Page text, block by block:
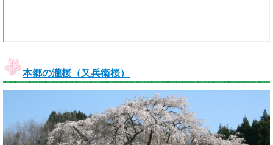
本郷の瀧桜（又兵衛桜）